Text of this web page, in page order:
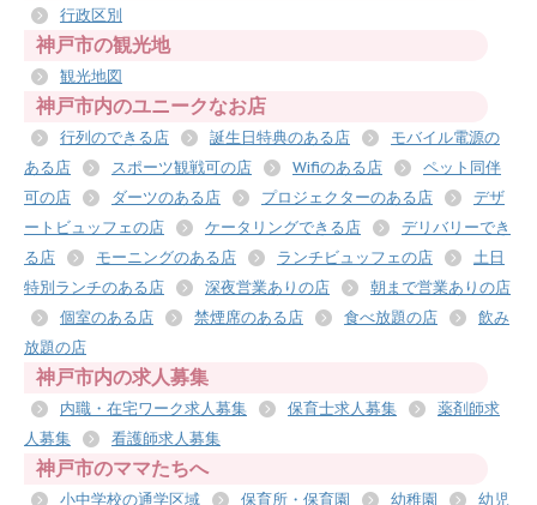
行政区別
神戸市の観光地
観光地図
神戸市内のユニークなお店
行列のできる店 誕生日特典のある店
モバイル電源の
ある店
スポーツ観戦可の店 Wifiのある店
ペット同伴
可の店
ダーツのある店 プロジェクターのある店
デザ
ートビュッフェの店
ケータリングできる店
デリバリーでき
る店
モーニングのある店 ランチビュッフェの店
土日
特別ランチのある店
深夜営業ありの店
朝まで営業ありの店
個室のある店
禁煙席のある店 食べ放題の店
飲み
放題の店
神戸市内の求人募集
内職・在宅ワーク求人募集 保育士求人募集
薬剤師求
人募集
看護師求人募集
神戸市のママたちへ
小中学校の通学区域 保育所・保育園 幼稚園
幼児